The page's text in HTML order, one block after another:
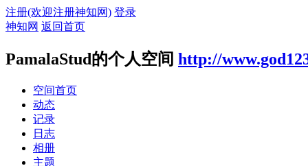
注册(欢迎注册神知网) 登录
神知网 返回首页
PamalaStud的个人空间 http://
空间首页
动态
记录
日志
相册
主题